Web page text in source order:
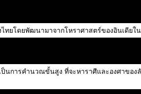
ทยโดยพัฒนามาจากโหราศาสตร์ของอินเดี
นการคำนวณขั้นสูง ที่จะหาราศีและองศาข